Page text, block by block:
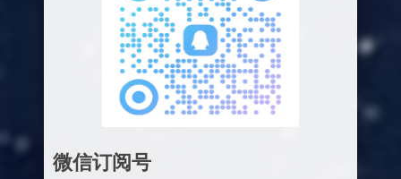
微信订阅号